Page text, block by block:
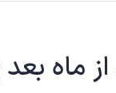
از ماه